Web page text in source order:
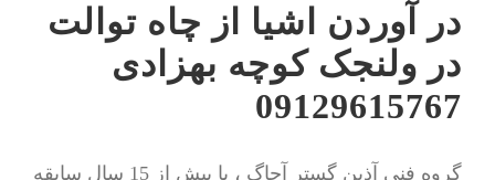
در آوردن اشیا از چاه توالت
در ولنجک کوچه بهزادی
09129615767
گروه فنی آذین گستر آچاگ ، با بیش از 15 سال سابقه